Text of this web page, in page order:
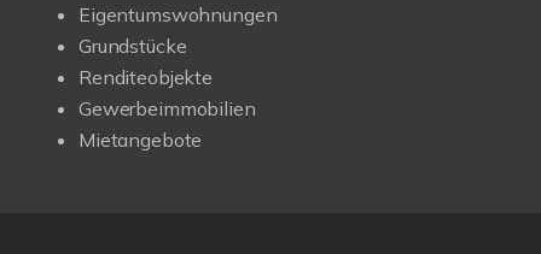
Eigentumswohnungen
Grundstücke
Renditeobjekte
Gewerbeimmobilien
Mietangebote